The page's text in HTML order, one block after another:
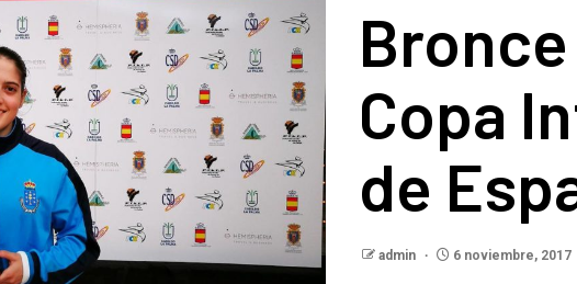
Copa
de
admin 6 noviembre, 2017